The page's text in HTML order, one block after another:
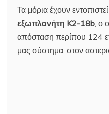
Τα μόρια έχουν
εξωπλανήτη K2-18b , ο
απόσταση περίπου 124
μας σύστημα, στον